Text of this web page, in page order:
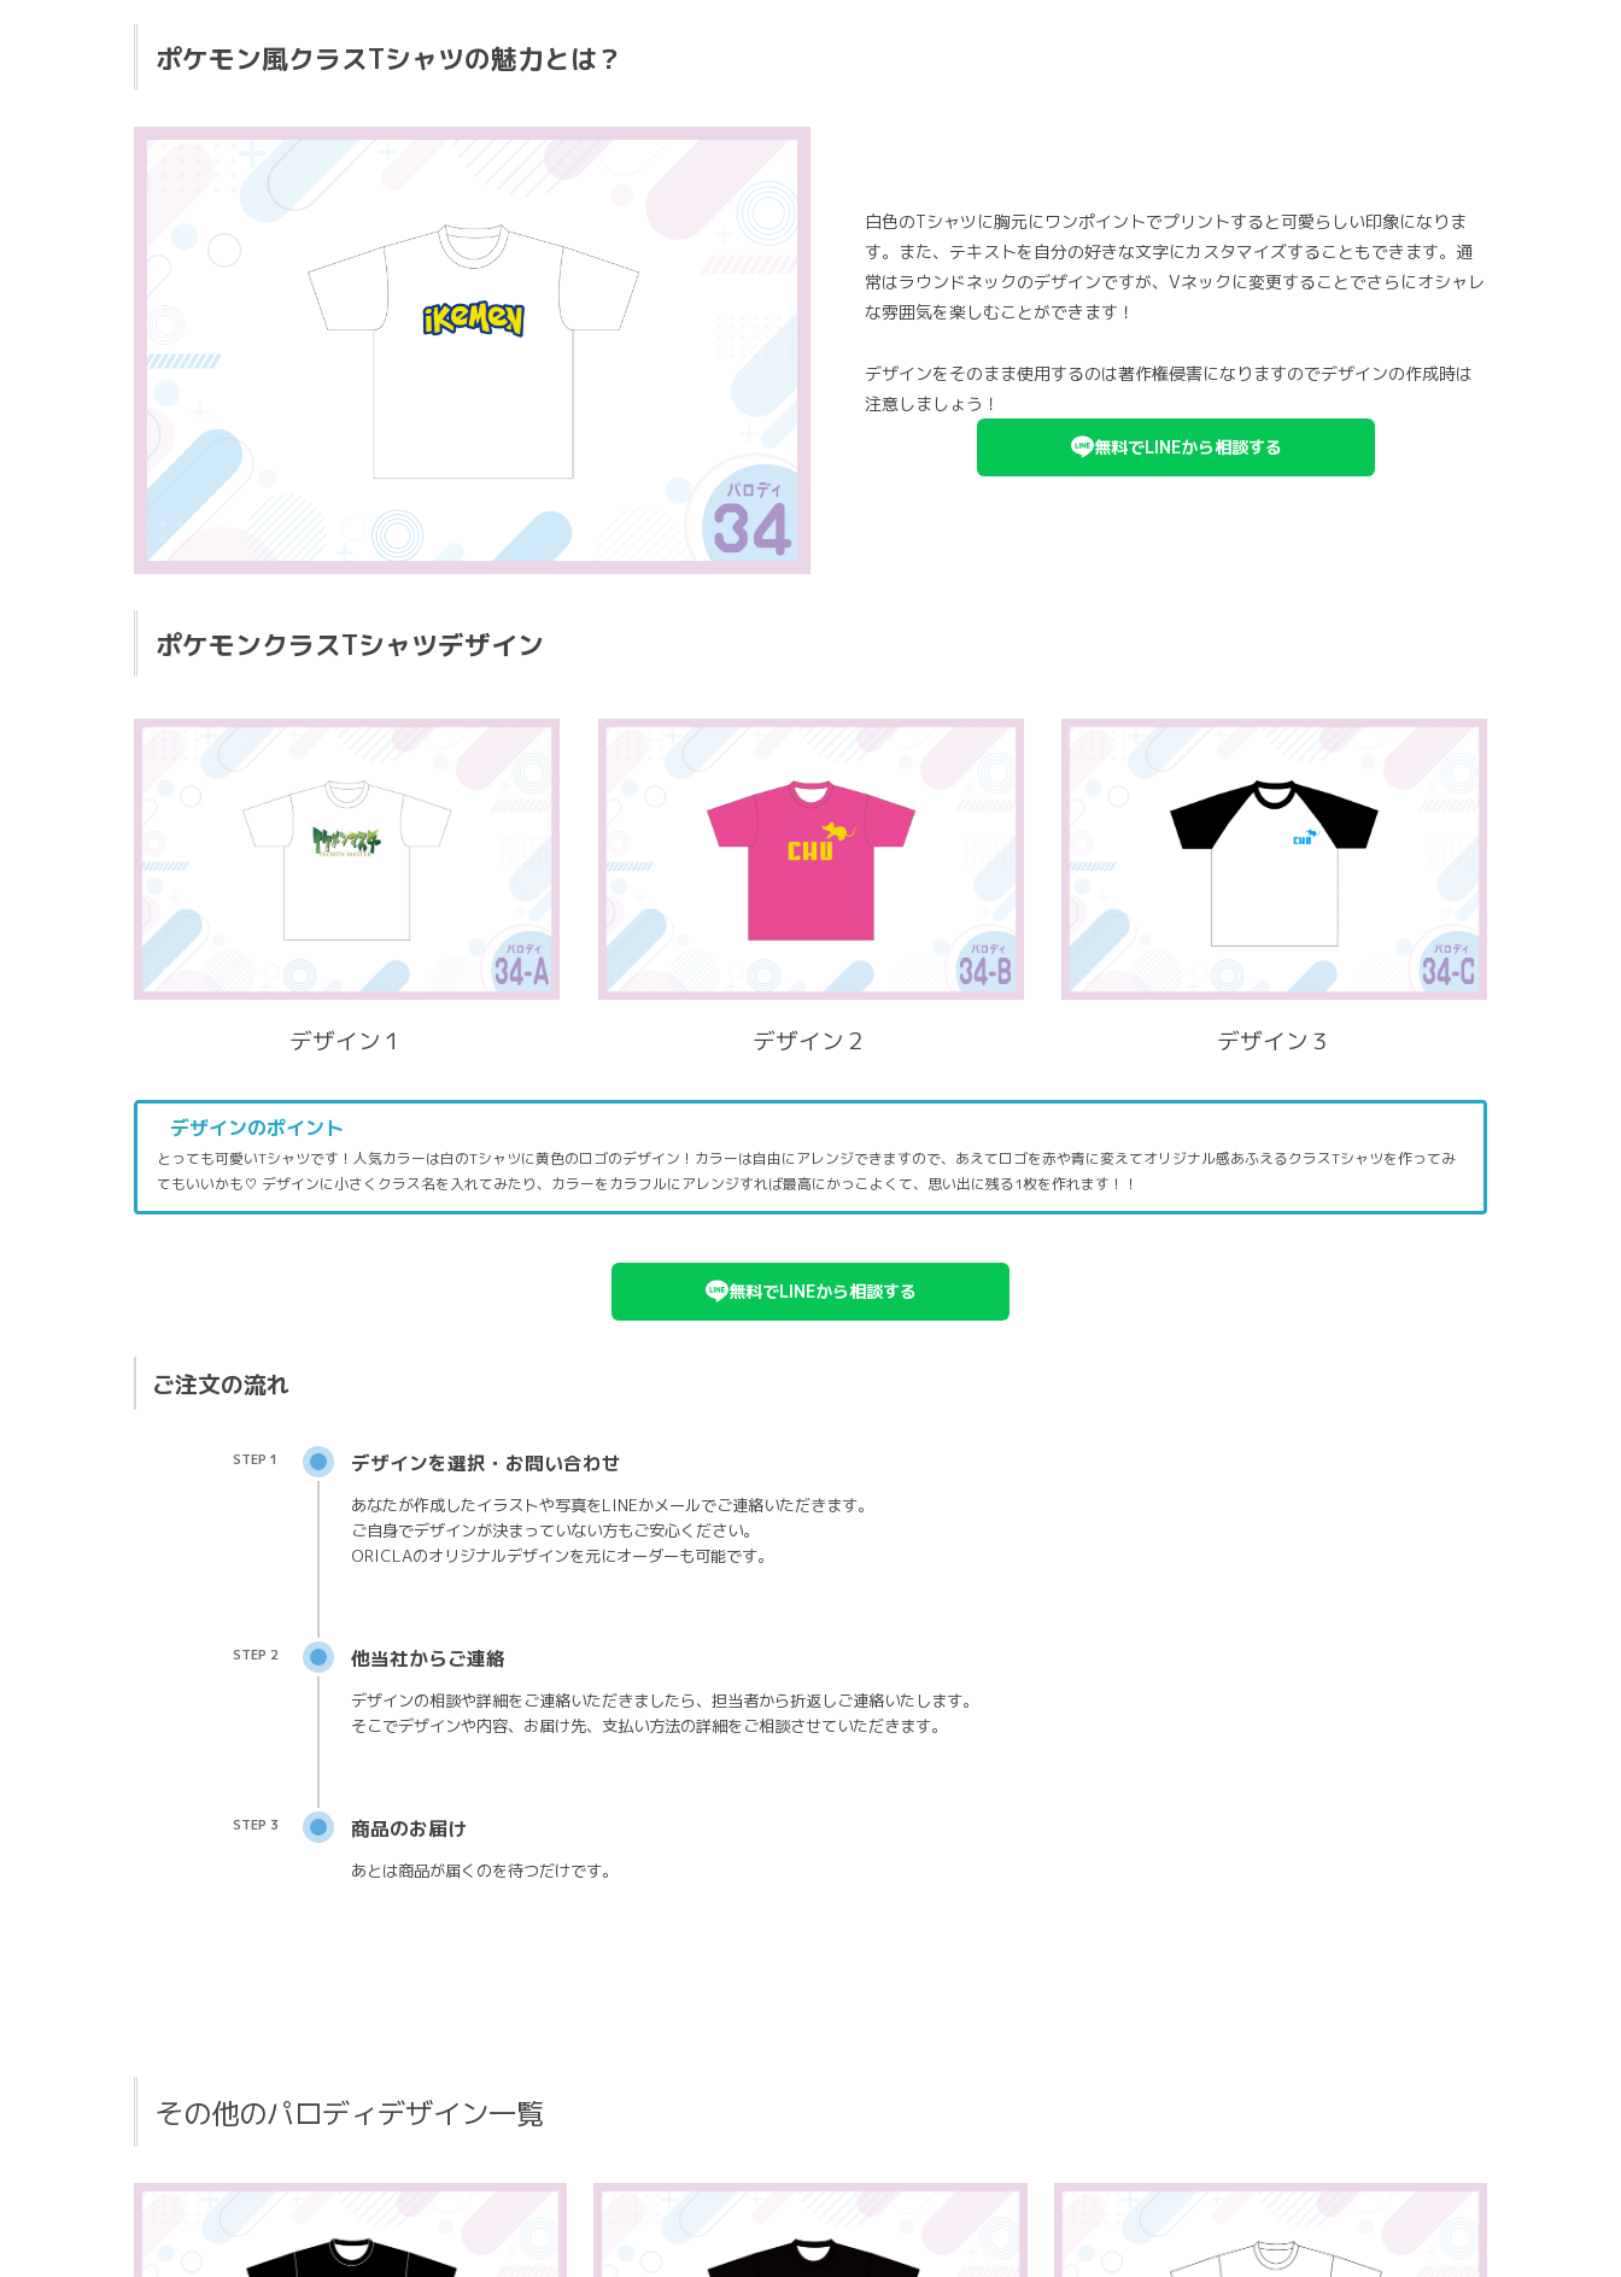
ポケモン風クラスTシャツの魅力とは？
白色のTシャツに胸元にワンポイントでプリントすると可愛らしい印象になりま
す。また、テキストを自分の好きな文字にカスタマイズすることもできます。通
常はラウンドネックのデザインですが、Vネックに変更することでさらにオシャレ
な雰囲気を楽しむことができます！
デザインをそのまま使用するのは著作権侵害になりますのでデザインの作成時は
注意しましょう！
無料でLINEから相談する
ポケモンクラスTシャツデザイン
デザイン１ デザイン２ デザイン３
デザインのポイント
とっても可愛いTシャツです！人気カラーは白のTシャツに黄色のロゴのデザイン！カラーは自由にアレンジできますので、あえてロゴを赤や青に変えてオリジナル感あふえるクラスTシャツを作ってみ
てもいいかも♡ デザインに小さくクラス名を入れてみたり、カラーをカラフルにアレンジすれば最高にかっこよくて、思い出に残る1枚を作れます！！
無料でLINEから相談する
ご注文の流れ
STEP 1 デザインを選択・お問い合わせ
あなたが作成したイラストや写真をLINEかメールでご連絡いただきます。
ご自身でデザインが決まっていない方もご安心ください。
ORICLAのオリジナルデザインを元にオーダーも可能です。
STEP 2 他当社からご連絡
デザインの相談や詳細をご連絡いただきましたら、担当者から折返しご連絡いたします。
そこでデザインや内容、お届け先、支払い方法の詳細をご相談させていただきます。
STEP 3 商品のお届け
あとは商品が届くのを待つだけです。
その他のパロディデザイン一覧